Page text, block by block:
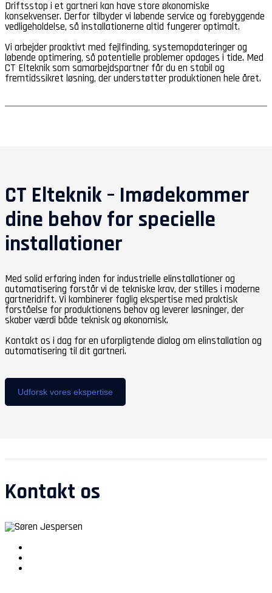
Driftsstop i et gartneri kan have store økonomiske
konsekvenser. Derfor tilbyder vi løbende service og forebyggende
vedligeholdelse, så installationerne altid fungerer optimalt.
Vi arbejder proaktivt med fejlfinding, systemopdateringer og
løbende optimering, så potentielle problemer opdages i tide. Med
CT Elteknik som samarbejdspartner får du en stabil og
fremtidssikret løsning, der understøtter produktionen hele året.
CT Elteknik – Imødekommer
dine behov for specielle
installationer
Med solid erfaring inden for industrielle elinstallationer og
automatisering forstår vi de tekniske krav, der stilles i moderne
gartneridrift. Vi kombinerer faglig ekspertise med praktisk
forståelse for produktionens behov og leverer løsninger, der
skaber værdi både teknisk og økonomisk.
Kontakt os i dag for en uforpligtende dialog om elinstallation og
automatisering til dit gartneri.
Udforsk vores ekspertise
Kontakt os